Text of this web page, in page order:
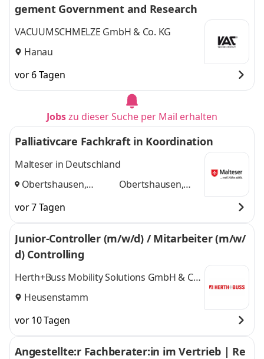
gement Government and Research
VACUUMSCHMELZE GmbH & Co. KG
Hanau
vor 6 Tagen
Jobszu dieser Suche per Mail erhalten
Palliativcare Fachkraft in Koordination
Malteser in Deutschland
Obertshausen,
Obertshausen,
vor 7 Tagen
Junior-Controller (m/w/d) / Mitarbeiter (m/w/
d) Controlling
Herth+Buss Mobility Solutions GmbH & Co.
KGHeusenstamm
vor 10 Tagen
Angestellte:r Fachberater:in im Vertrieb | Re